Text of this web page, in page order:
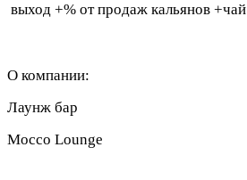
выход +% от продаж кальянов +чай
О компании:
Лаунж бар
Mocco Lounge